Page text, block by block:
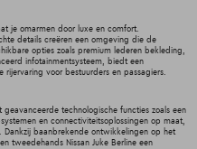
je omarmen door luxe en comfort.
details creëren een omgeving die de
opties zoals premium lederen bekleding,
infotainmentsysteem, biedt een
rijervaring voor bestuurders en passagiers.
geavanceerde technologische functies zoals een
en connectiviteitsoplossingen op maat,
baanbrekende ontwikkelingen op het
tweedehands Nissan Juke Berline een